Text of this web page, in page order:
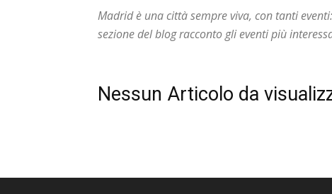
Madrid è una città sempre viva, con tanti
sezione del blog racconto gli eventi più
Nessun Articolo da